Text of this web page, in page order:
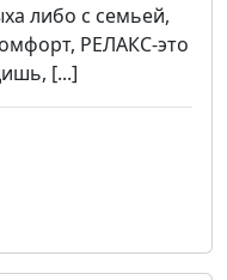
либо с семьей,
РЕЛАКС-это
[...]